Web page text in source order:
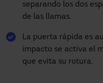
separando los dos
de las llamas.
La puerta rápida es
impacto se activa el
que evita su rotura.